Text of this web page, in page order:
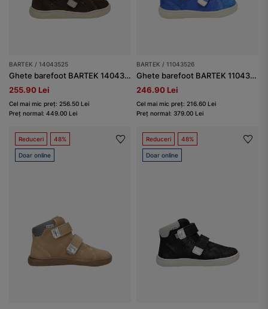
BARTEK / 14043525
Ghete barefoot BARTEK 14043525,maro-inchis
255.90 Lei
Cel mai mic preț: 256.50 Lei
Preț normal: 449.00 Lei
BARTEK / 11043526
Ghete barefoot BARTEK 11043526, albastru
246.90 Lei
Cel mai mic preț: 216.60 Lei
Preț normal: 379.00 Lei
Reduceri 48%
Doar online
Reduceri 48%
Doar online